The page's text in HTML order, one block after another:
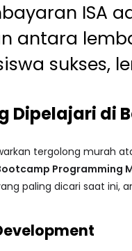
ISA
antara
sukses,
Dipelajari di
tergolong murah
Programming
paling dicari saat ini,